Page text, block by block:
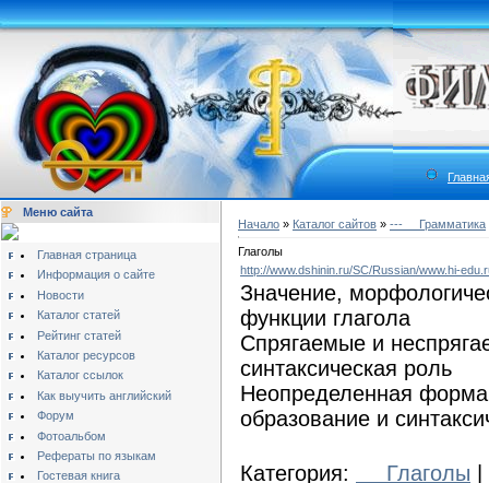
Меню сайта
Главная страница
Информация о сайте
Новости
Каталог статей
Рейтинг статей
Каталог ресурсов
Каталог ссылок
Как выучить английский
Форум
Фотоальбом
Рефераты по языкам
Гостевая книга
Начало » Каталог сайтов » ---__ Грамматика
Глаголы
http://www.dshinin.ru/SC/Russian/www.hi-
Значение,
функции глагола
Спрягаемые и
синтаксическая роль
Неопределенная форма
образование и
Категория: __ Глаголы |